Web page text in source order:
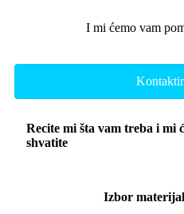
I mi ćemo vam
Recite mi šta vam treba i mi
shvatite
Izbor